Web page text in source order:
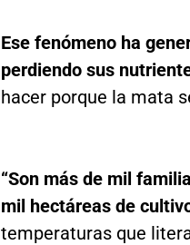
Ese fenómeno ha
perdiendo sus
hacer porque la mata
“Son más de mil
mil hectáreas de
temperaturas que